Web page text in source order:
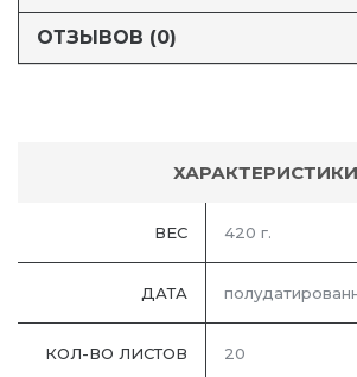
ОТЗЫВОВ (0)
ХАРАКТЕРИСТИКИ
ВЕС 420 г.
ДАТА
КОЛ-ВО ЛИСТОВ 20